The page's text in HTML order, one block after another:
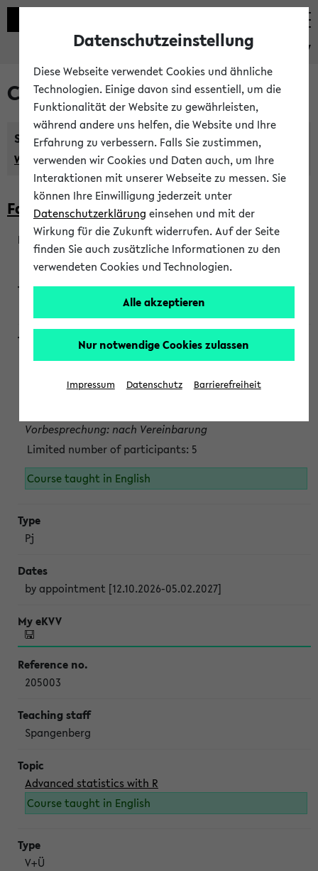
eKVV
Courses taught in English
Semester:
WiSe 2026/2027 SoSe 2026 Previous...
Faculty of Biology
200923
Wendisch, Peters-Wendisch, Stegelmann
Projektmodul "Bakterielle Biotechnologie"
Persönliche Anmeldung beim Veranstalter ist unbedingt
Vorbesprechung: nach Vereinbarung
Limited number of participants: 5
Course taught in English
Pj
by appointment [12.10.2026-05.02.2027]
205003
Spangenberg
Advanced statistics with R
Course taught in English
V+Ü
Datenschutzeinstellung
Diese Webseite verwendet Cookies und ähnliche
Technologien. Einige davon sind essentiell, um die
Funktionalität der Website zu gewährleisten,
während andere uns helfen, die Website und Ihre
Erfahrung zu verbessern. Falls Sie zustimmen,
verwenden wir Cookies und Daten auch, um Ihre
Interaktionen mit unserer Webseite zu messen. Sie
können Ihre Einwilligung jederzeit unter
Datenschutzerklärung einsehen und mit der
Wirkung für die Zukunft widerrufen. Auf der Seite
finden Sie auch zusätzliche Informationen zu den
verwendeten Cookies und Technologien.
Alle akzeptieren
Nur notwendige Cookies zulassen
Impressum Datenschutz Barrierefreiheit